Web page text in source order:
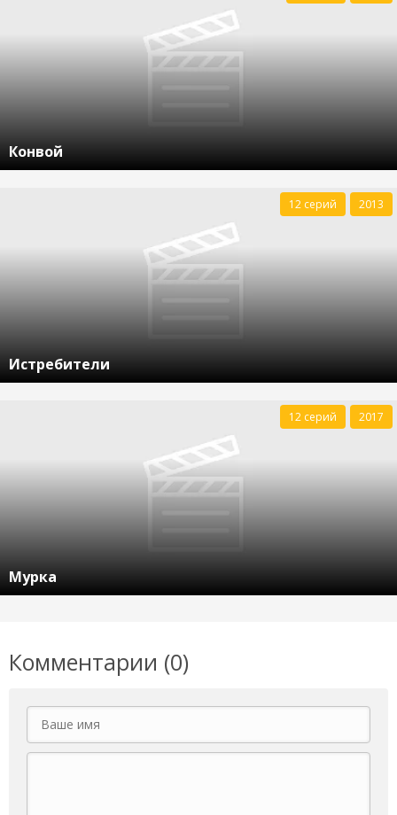
Конвой
Истребители
12 серий 2013
Мурка
12 серий 2017
Комментарии (0)